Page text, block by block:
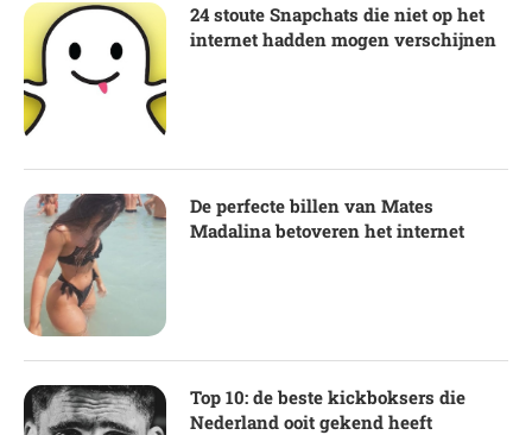
24 stoute Snapchats die niet op het
internet hadden mogen verschijnen
De perfecte billen van Mates
Madalina betoveren het internet
Top 10: de beste kickboksers die
Nederland ooit gekend heeft